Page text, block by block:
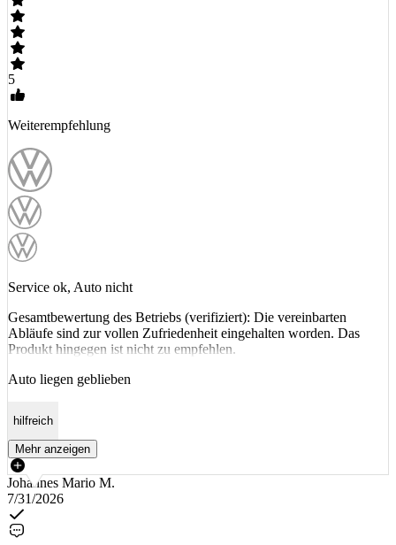
5
Weiterempfehlung
Service ok, Auto nicht
Gesamtbewertung des Betriebs (verifiziert): Die vereinbarten
Abläufe sind zur vollen Zufriedenheit eingehalten worden. Das
Produkt hingegen ist nicht zu empfehlen.
Auto liegen geblieben
hilfreich
Mehr anzeigen
Johannes Mario M.
7/31/2026